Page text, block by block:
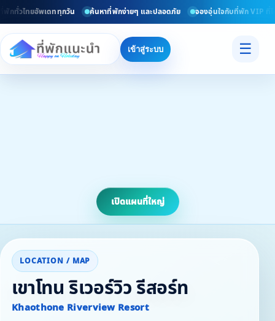
ทั่วไทยอัพเดททุกวัน ค้นหาที่พักง่ายๆ และปลอดภัย จองอุ่นใจกับที่พัก VIP ที่ได้
เข้าสู่ระบบ ☰
เปิดแผนที่ใหญ่
LOCATION / MAP
เขาโทน ริเวอร์วิว รีสอร์ท
Khaothone Riverview Resort